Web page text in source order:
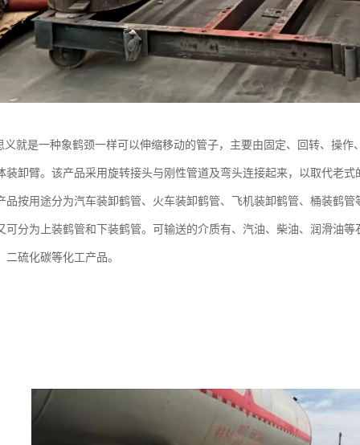
义就是一种象鹤颈一样可以伸缩移动的管子，主要由固定、回转、操
装卸臂。该产品采用旋转接头与刚性管道及弯头连接起来，以取代老
品按用途分为汽车装卸鹤管、火车装卸鹤管、飞机装卸鹤管、桶装鹤管
可分为上装鹤管和下装鹤管。可输送的介质有、汽油、柴油、润滑油
二硫化碳等化工产品。